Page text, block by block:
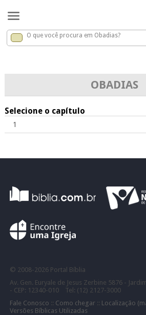
Obadias x
O que você procura em Obadias?
OBADIAS
Selecione o capítulo
1
© 2008- 2026 Portal Bíblia
Av. Gen. Euryale de Jesus Zerbine 5876 -
- CEP: 12340-010 Tel: (12) 2127-3000
Fale Conosco :: Como chegar:: Localização
Versões Bíblicas Utilizadas